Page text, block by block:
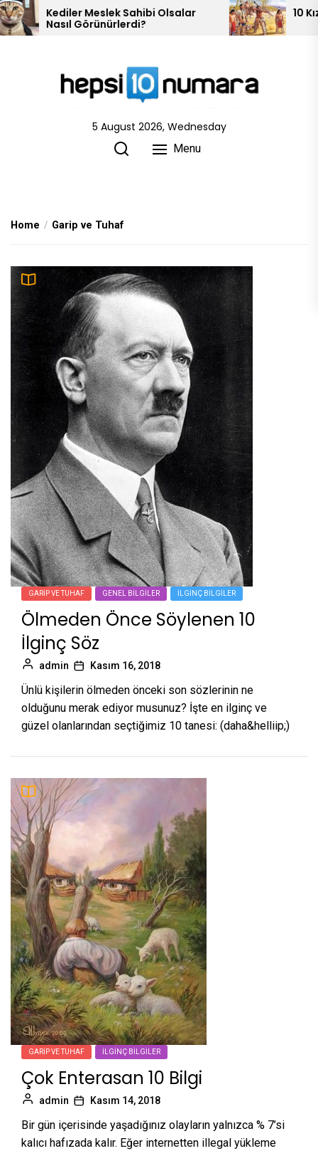
Skip
to
10 Kızılderili Kabilesi
5 August 2026, Wednesday
Menu
Home Garip ve Tuhaf
GARIP VE TUHAF GENEL BILGILER İLGINÇ BILGILER
Ölmeden Önce Söylenen 10
İlginç Söz
admin Kasım 16, 2018
Ünlü kişilerin ölmeden önceki son sözlerinin ne
olduğunu merak ediyor musunuz? İşte en ilginç ve
güzel olanlarından seçtiğimiz 10 tanesi: (daha&helliip;)
GARIP VE TUHAF İLGINÇ BILGILER
Çok Enterasan 10 Bilgi
admin Kasım 14, 2018
Bir gün içerisinde yaşadığınız olayların yalnızca % 7’si
kalıcı hafızada kalır. Eğer internetten illegal yükleme